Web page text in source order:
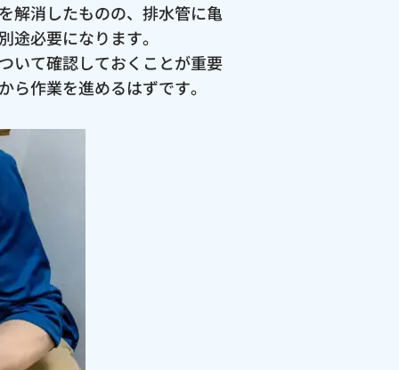
解消したものの、排水管に亀
必要になります。
いて確認しておくことが重要
作業を進めるはずです。